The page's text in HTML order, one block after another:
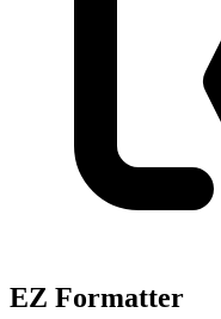
EZ Formatter